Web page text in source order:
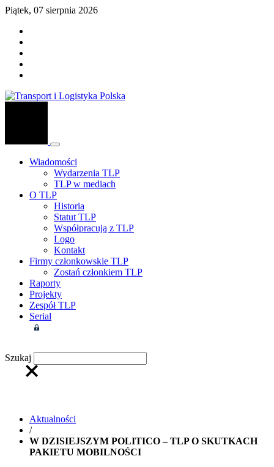
Piątek, 07 sierpnia 2026
Wiadomości
Wydarzenia TLP
TLP w mediach
O TLP
Historia
Statut TLP
Współpracują z TLP
Logo
Kontakt
Firmy członkowskie TLP
Zostań członkiem TLP
Raporty
Projekty
Zespół TLP
Serial
Szukaj
Aktualności
/
W DZISIEJSZYM POLITICO – TLP O SKUTKACH
PAKIETU MOBILNOŚCI